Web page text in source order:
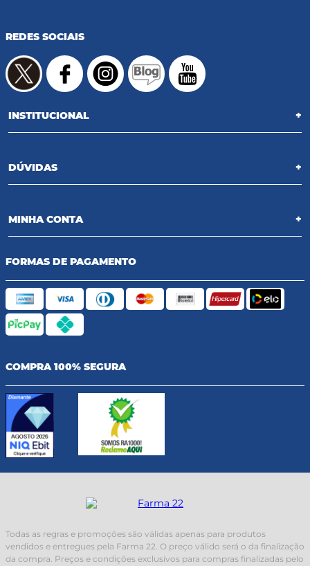
REDES SOCIAIS
INSTITUCIONAL +
DÚVIDAS +
MINHA CONTA +
FORMAS DE PAGAMENTO
COMPRA 100% SEGURA
Todas as regras e promoções são válidas apenas para produtos
vendidos e entregues pela Farma 22. O preço válido será o da finalização
da compra. Preços e condições exclusivos para compras finalizadas pelo